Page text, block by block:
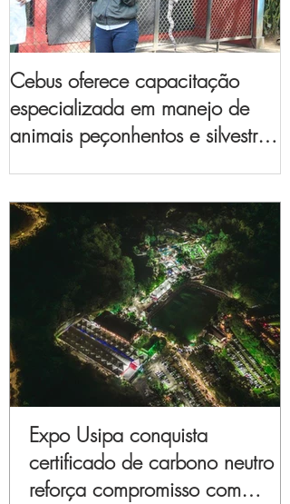
Cebus oferece capacitação
especializada em manejo de
animais peçonhentos e silvestres
Expo Usipa conquista
certificado de carbono neutro e
reforça compromisso com